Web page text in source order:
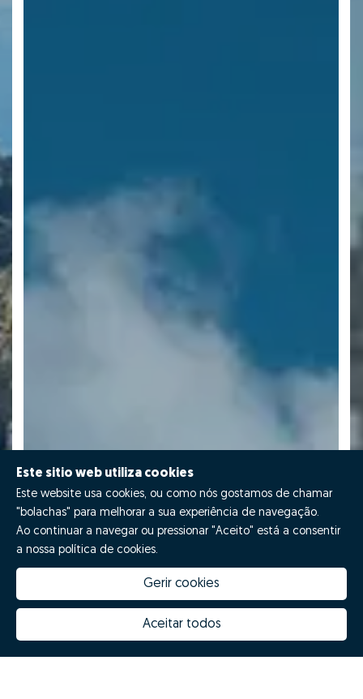
Este sitio web utiliza cookies
Este website usa cookies, ou como nós gostamos de chamar
"bolachas" para melhorar a sua experiência de navegação.
Ao continuar a navegar ou pressionar "Aceito" está a consentir
a nossa política de cookies.
Gerir cookies
Aceitar todos